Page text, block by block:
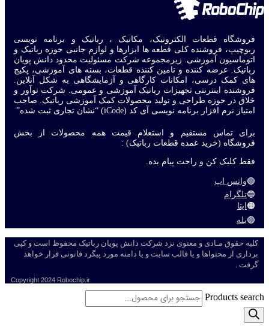
فروشگاه قطعات الکترونیک، مکانیک ، رباتیک و برنامه نویسی
ربوچیپ، فروشنده کلی قطعه ها ابزارها و لوازم جانبی حوزه رباتیک و
اتوماسیون آموزشی. زیرمجموعه شرکت مسئولیت محدود دانش پویان
رباتیک. عرضه کننده و تامین کننده قطعات، بسته های آموزشی، پکیج
های کمک درسی، امکانات کارگاهی و آزمایشگاهی به شکل آنلاین.
فروشنده اینترنتی تجهیزات رباتیک آموزشی و عمومی. شرکت نوآور و
خلاق در حوزه طراحی و تولید محصولات کمک آموزشی رباتیک. صاحب
امتیاز نرم افزار برنامه نویسی آی کد (iCode) “نشان تجاری ثبت شده”
برای تماس مستقیم و استعلام قیمت همه محصولات از بخش
فروشگاه (خرید عمده قطعات رباتیک) :
فقط کلیک کن و راحت پیام بده.
🟢واتس اپ
🔵تلگرام
🟠ایتا
🟣بله
کلیه حقوق مـادی و معنوی نزد شرکت دانش پویان رباتیک محفوظ است و کپی
برداری از محتواها و یا قالب سایت و یا دامنه مورد پیگرد قانونی قرار خواهد
گرفت .
Copyright 2024 Robochip.ir
Products search